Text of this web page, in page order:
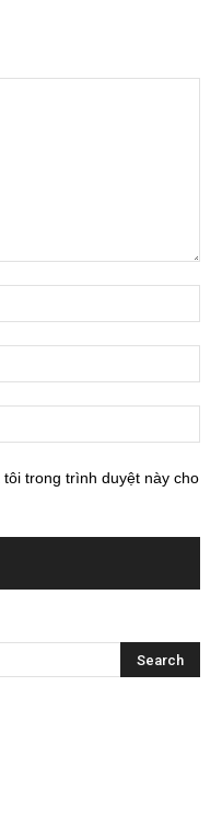
trong trình duyệt này cho